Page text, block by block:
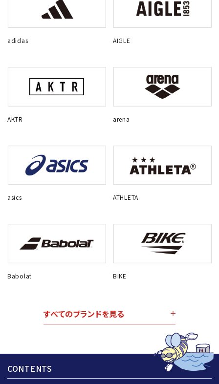
adidas AIGLE
AKTR arena
asics ATHLETA
Babolat BIKE
すべてのブランドを見る
CONTENTS